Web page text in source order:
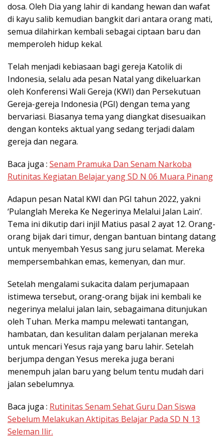
dosa. Oleh Dia yang lahir di kandang hewan dan wafat
di kayu salib kemudian bangkit dari antara orang mati,
semua dilahirkan kembali sebagai ciptaan baru dan
memperoleh hidup kekal.
Telah menjadi kebiasaan bagi gereja Katolik di
Indonesia, selalu ada pesan Natal yang dikeluarkan
oleh Konferensi Wali Gereja (KWI) dan Persekutuan
Gereja-gereja Indonesia (PGI) dengan tema yang
bervariasi. Biasanya tema yang diangkat disesuaikan
dengan konteks aktual yang sedang terjadi dalam
gereja dan negara.
Baca juga : Senam Pramuka Dan Senam Narkoba
Rutinitas Kegiatan Belajar yang SD N 06 Muara Pinang
Adapun pesan Natal KWI dan PGI tahun 2022, yakni
‘Pulanglah Mereka Ke Negerinya Melalui Jalan Lain’.
Tema ini dikutip dari injil Matius pasal 2 ayat 12. Orang-
orang bijak dari timur, dengan bantuan bintang datang
untuk menyembah Yesus sang juru selamat. Mereka
mempersembahkan emas, kemenyan, dan mur.
Setelah mengalami sukacita dalam perjumapaan
istimewa tersebut, orang-orang bijak ini kembali ke
negerinya melalui jalan lain, sebagaimana ditunjukan
oleh Tuhan. Merka mampu melewati tantangan,
hambatan, dan kesulitan dalam perjalanan mereka
untuk mencari Yesus raja yang baru lahir. Setelah
berjumpa dengan Yesus mereka juga berani
menempuh jalan baru yang belum tentu mudah dari
jalan sebelumnya.
Baca juga : Rutinitas Senam Sehat Guru Dan Siswa
Sebelum Melakukan Aktipitas Belajar Pada SD N 13
Seleman Ilir.